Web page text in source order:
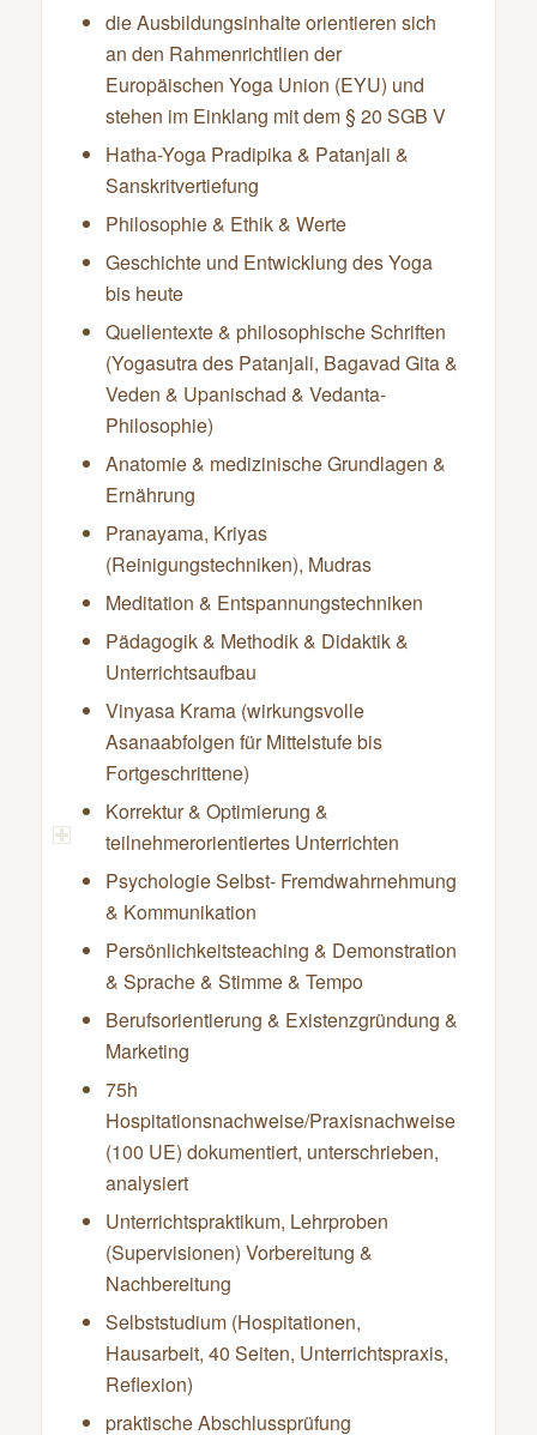
die Ausbildungsinhalte orientieren sich
an den Rahmenrichtlien der
Europäischen Yoga Union (EYU) und
stehen im Einklang mit dem § 20 SGB V
Hatha-Yoga Pradipika & Patanjali &
Sanskritvertiefung
Philosophie & Ethik & Werte
Geschichte und Entwicklung des Yoga
bis heute
Quellentexte & philosophische Schriften
(Yogasutra des Patanjali, Bagavad Gita &
Veden & Upanischad & Vedanta-
Philosophie)
Anatomie & medizinische Grundlagen &
Ernährung
Pranayama, Kriyas
(Reinigungstechniken), Mudras
Meditation & Entspannungstechniken
Pädagogik & Methodik & Didaktik &
Unterrichtsaufbau
Vinyasa Krama (wirkungsvolle
Asanaabfolgen für Mittelstufe bis
Fortgeschrittene)
Korrektur & Optimierung &
teilnehmerorientiertes Unterrichten
Psychologie Selbst- Fremdwahrnehmung
& Kommunikation
Persönlichkeitsteaching & Demonstration
& Sprache & Stimme & Tempo
Berufsorientierung & Existenzgründung &
Marketing
75h
Hospitationsnachweise/Praxisnachweise
(100 UE) dokumentiert, unterschrieben,
analysiert
Unterrichtspraktikum, Lehrproben
(Supervisionen) Vorbereitung &
Nachbereitung
Selbststudium (Hospitationen,
Hausarbeit, 40 Seiten, Unterrichtspraxis,
Reflexion)
praktische Abschlussprüfung